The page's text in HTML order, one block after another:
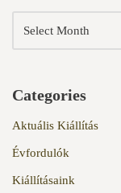
Categories
Aktuális Kiállítás
Évfordulók
Kiállításaink